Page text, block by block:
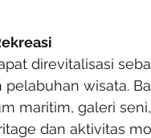
direvitalisasi
wisata.
maritim, galeri
dan aktivitas